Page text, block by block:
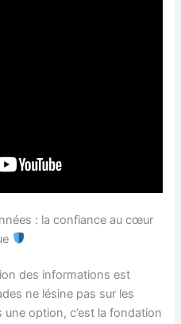
: la confiance au cœur
des informations est
ne lésine pas sur les
une option, c’est la fondation